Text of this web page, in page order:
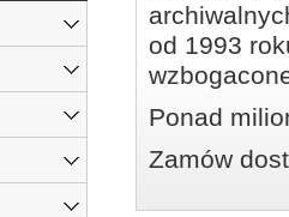
od 1993
Ponad
Zamów